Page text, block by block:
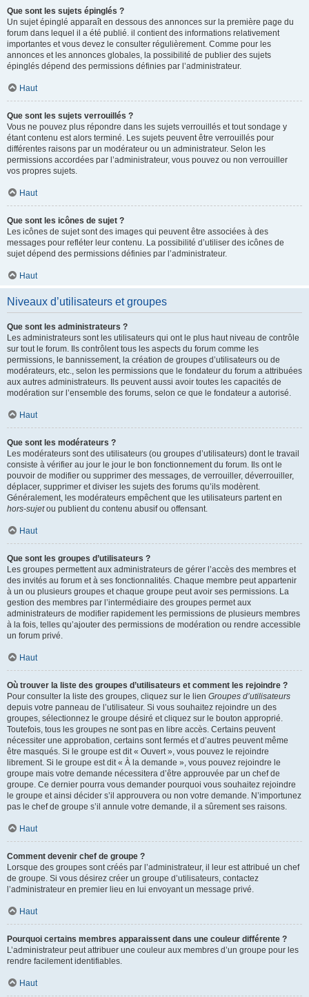
Que sont les sujets épinglés ?
Un sujet épinglé apparaît en dessous des annonces sur la première page du
forum dans lequel il a été publié. il contient des informations relativement
importantes et vous devez le consulter régulièrement. Comme pour les
annonces et les annonces globales, la possibilité de publier des sujets
épinglés dépend des permissions définies par l’administrateur.
Haut
Que sont les sujets verrouillés ?
Vous ne pouvez plus répondre dans les sujets verrouillés et tout sondage y
étant contenu est alors terminé. Les sujets peuvent être verrouillés pour
différentes raisons par un modérateur ou un administrateur. Selon les
permissions accordées par l’administrateur, vous pouvez ou non verrouiller
vos propres sujets.
Haut
Que sont les icônes de sujet ?
Les icônes de sujet sont des images qui peuvent être associées à des
messages pour refléter leur contenu. La possibilité d’utiliser des icônes de
sujet dépend des permissions définies par l’administrateur.
Haut
Niveaux d’utilisateurs et groupes
Que sont les administrateurs ?
Les administrateurs sont les utilisateurs qui ont le plus haut niveau de contrôle
sur tout le forum. Ils contrôlent tous les aspects du forum comme les
permissions, le bannissement, la création de groupes d’utilisateurs ou de
modérateurs, etc., selon les permissions que le fondateur du forum a attribuées
aux autres administrateurs. Ils peuvent aussi avoir toutes les capacités de
modération sur l’ensemble des forums, selon ce que le fondateur a autorisé.
Haut
Que sont les modérateurs ?
Les modérateurs sont des utilisateurs (ou groupes d’utilisateurs) dont le travail
consiste à vérifier au jour le jour le bon fonctionnement du forum. Ils ont le
pouvoir de modifier ou supprimer des messages, de verrouiller, déverrouiller,
déplacer, supprimer et diviser les sujets des forums qu’ils modèrent.
Généralement, les modérateurs empêchent que les utilisateurs partent en
hors-sujetou publient du contenu abusif ou offensant.
Haut
Que sont les groupes d’utilisateurs ?
Les groupes permettent aux administrateurs de gérer l’accès des membres et
des invités au forum et à ses fonctionnalités. Chaque membre peut appartenir
à un ou plusieurs groupes et chaque groupe peut avoir ses permissions. La
gestion des membres par l’intermédiaire des groupes permet aux
administrateurs de modifier rapidement les permissions de plusieurs membres
à la fois, telles qu’ajouter des permissions de modération ou rendre accessible
un forum privé.
Haut
Où trouver la liste des groupes d’utilisateurs et comment les rejoindre ?
Pour consulter la liste des groupes, cliquez sur le lien Groupes d’utilisateurs
depuis votre panneau de l’utilisateur. Si vous souhaitez rejoindre un des
groupes, sélectionnez le groupe désiré et cliquez sur le bouton approprié.
Toutefois, tous les groupes ne sont pas en libre accès. Certains peuvent
nécessiter une approbation, certains sont fermés et d’autres peuvent même
être masqués. Si le groupe est dit « Ouvert », vous pouvez le rejoindre
librement. Si le groupe est dit « À la demande », vous pouvez rejoindre le
groupe mais votre demande nécessitera d’être approuvée par un chef de
groupe. Ce dernier pourra vous demander pourquoi vous souhaitez rejoindre
le groupe et ainsi décider s’il approuvera ou non votre demande. N’importunez
pas le chef de groupe s’il annule votre demande, il a sûrement ses raisons.
Haut
Comment devenir chef de groupe ?
Lorsque des groupes sont créés par l’administrateur, il leur est attribué un chef
de groupe. Si vous désirez créer un groupe d’utilisateurs, contactez
l’administrateur en premier lieu en lui envoyant un message privé.
Haut
Pourquoi certains membres apparaissent dans une couleur différente ?
L’administrateur peut attribuer une couleur aux membres d’un groupe pour les
rendre facilement identifiables.
Haut